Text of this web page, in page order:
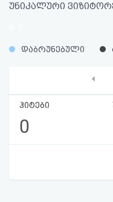
პაროლის
სალიცენზიო
უნიკალური
%
% დაბრუნებული
ჰიტები
0
‹